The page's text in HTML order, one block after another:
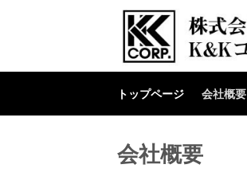
トップページ 会社概要
会社概要